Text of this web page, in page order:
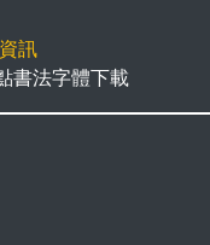
訊
書法字體下載